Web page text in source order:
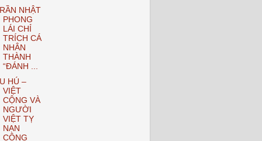
NHẬT
PHONG
LÁI CHỈ
TRÍCH CÁ
NHÂN
THÀNH
“ĐÁNH ...
HÚ –
VIỆT
CỘNG VÀ
NGƯỜI
VIỆT TỴ
NẠN
CỘNG